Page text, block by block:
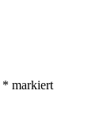
* markiert